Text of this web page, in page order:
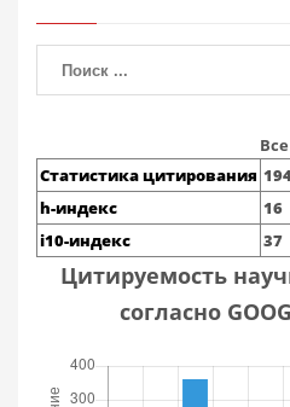
Все
Статистика цитирования
h-индекс
16
i10-индекс
37
Цитируемость
согласно